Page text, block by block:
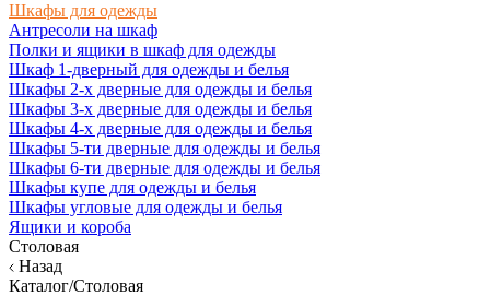
Шкафы для одежды
Антресоли на шкаф
Полки и ящики в шкаф для одежды
Шкаф 1-дверный для одежды и белья
Шкафы 2-х дверные для одежды и белья
Шкафы 3-х дверные для одежды и белья
Шкафы 4-х дверные для одежды и белья
Шкафы 5-ти дверные для одежды и белья
Шкафы 6-ти дверные для одежды и белья
Шкафы купе для одежды и белья
Шкафы угловые для одежды и белья
Ящики и короба
Столовая
Назад
Каталог/Столовая